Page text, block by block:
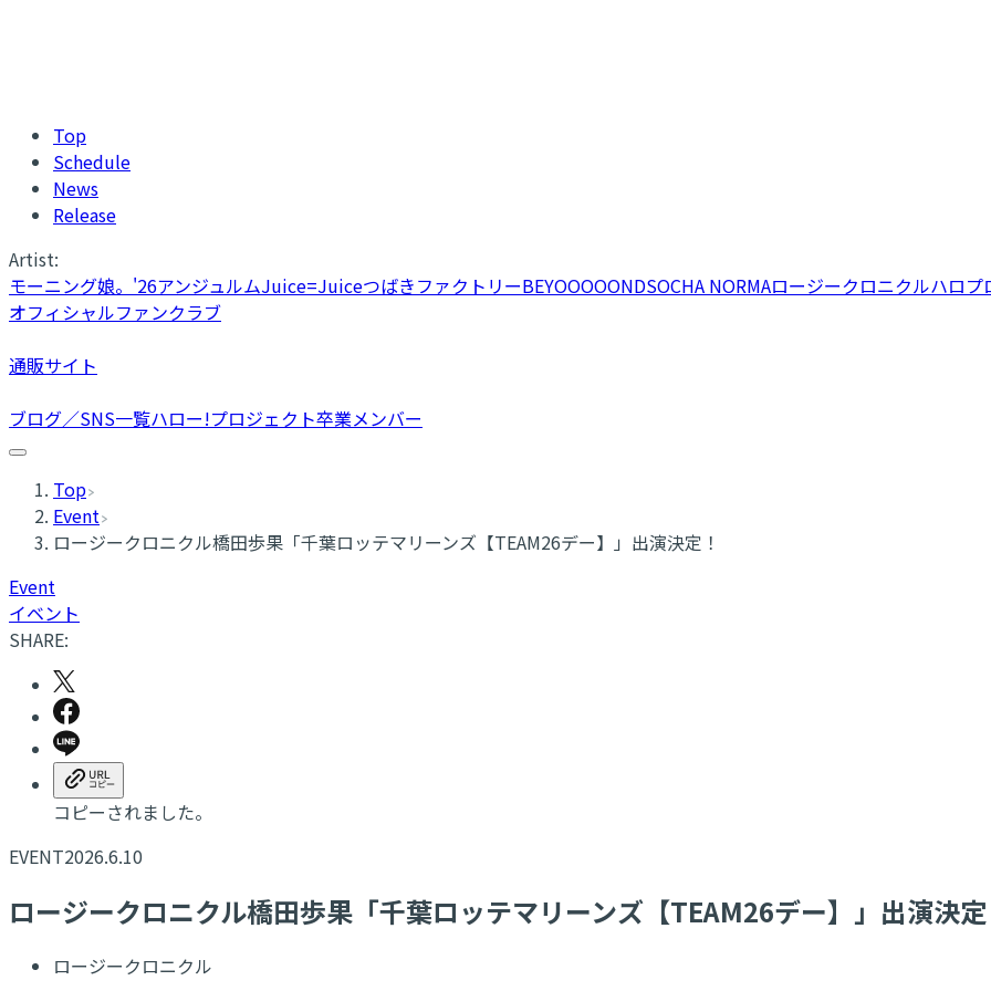
Top
Schedule
News
Release
Artist:
モーニング娘。'26アンジュルムJuice=JuiceつばきファクトリーBEYOOOOONDSOCHA NORMAロージークロニクルハロプ
オフィシャルファンクラブ
通販サイト
ブログ／SNS一覧ハロー!プロジェクト卒業メンバー
Top
Event
ロージークロニクル橋田歩果「千葉ロッテマリーンズ【TEAM26デー】」出演決定！
Event
イベント
SHARE:
コピーされました。
EVENT2026.6.10
ロージークロニクル橋田歩果「千葉ロッテマリーンズ【TEAM26デー】」出演決
ロージークロニクル